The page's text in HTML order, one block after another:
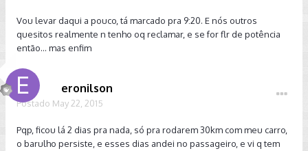
Vou levar daqui a pouco, tá marcado pra 9:20. E nós outros
quesitos realmente n tenho oq reclamar, e se for flr de potência
então... mas enfim
eronilson
Postado May 22, 2015
Pqp, ficou lá 2 dias pra nada, só pra rodarem 30km com meu carro,
o barulho persiste, e esses dias andei no passageiro, e vi q tem